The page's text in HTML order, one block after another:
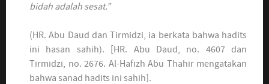
bidah adalah sesat.”
(HR. Abu Daud dan Tirmidzi, ia berkata bahwa hadits
ini hasan sahih). [HR. Abu Daud, no. 4607 dan
Tirmidzi, no. 2676. Al-Hafizh Abu Thahir mengatakan
bahwa sanad hadits ini sahih].